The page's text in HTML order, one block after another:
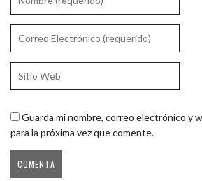
Guarda mi nombre, correo electrónico y
para la próxima vez que comente.